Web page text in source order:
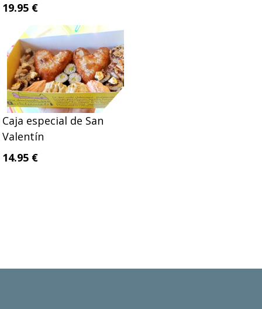
19.95 €
Caja especial de San
Valentín
14.95 €